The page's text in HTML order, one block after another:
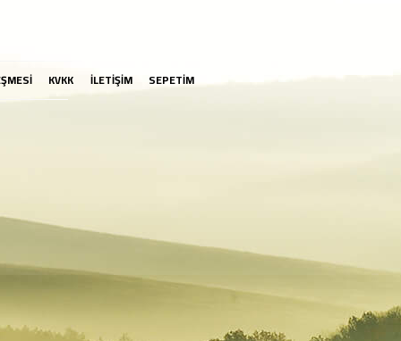
KVKK İLETİŞİM SEPETİM